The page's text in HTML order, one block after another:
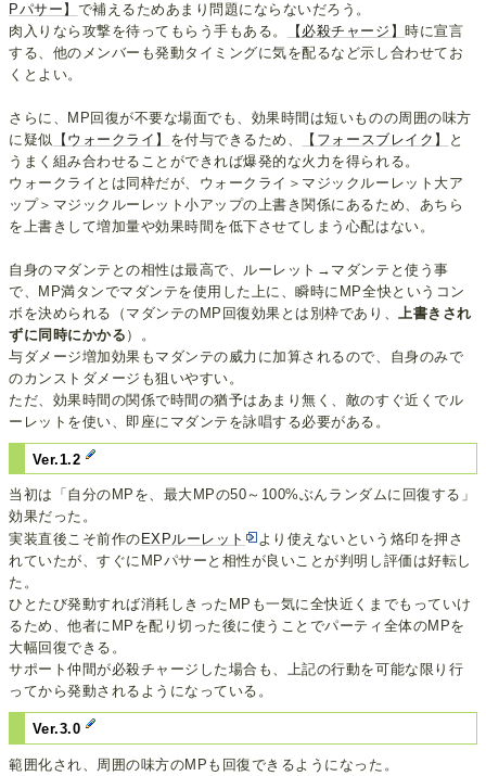
Pパサー】 で補えるためあまり問題にならないだろう。
肉入りなら攻撃を待ってもらう手もある。
【必殺チャージ】時に宣言
する、他のメンバーも発動タイミングに気を配るなど示し合わせてお
くとよい。
さらに、MP回復が不要な場面でも、効果時間は短いものの周囲の味方
に疑似 【ウォークライ】 を付与できるため、 【フォースブレイク】
と
うまく組み合わせることができれば爆発的な火力を得られる。
ウォークライとは同枠だが、ウォークライ＞マジックルーレット大ア
ップ＞マジックルーレット小アップの上書き関係にあるため、あちら
を上書きして増加量や効果時間を低下させてしまう心配はない。
自身のマダンテとの相性は最高で、ルーレット→マダンテと使う事
で、MP満タンでマダンテを使用した上に、瞬時にMP全快というコン
ボを決められる（マダンテのMP回復効果とは別枠であり、上書きされ
ずに同時にかかる ）。
与ダメージ増加効果もマダンテの威力に加算されるので、自身のみで
のカンストダメージも狙いやすい。
ただ、効果時間の関係で時間の猶予はあまり無く、敵のすぐ近くでル
ーレットを使い、即座にマダンテを詠唱する必要がある。
Ver.1.2
当初は「自分のMPを、最大MPの50～100%ぶんランダムに回復する」
効果だった。
実装直後こそ前作の EXPルーレット
より使えないという烙印を押さ
れていたが、すぐにMPパサーと相性が良いことが判明し評価は好転し
た。
ひとたび発動すれば消耗しきったMPも一気に全快近くまでもっていけ
るため、他者にMPを配り切った後に使うことでパーティ全体のMPを
大幅回復できる。
サポート仲間が必殺チャージした場合も、上記の行動を可能な限り行
ってから発動されるようになっている。
Ver.3.0
範囲化され、周囲の味方のMPも回復できるようになった。